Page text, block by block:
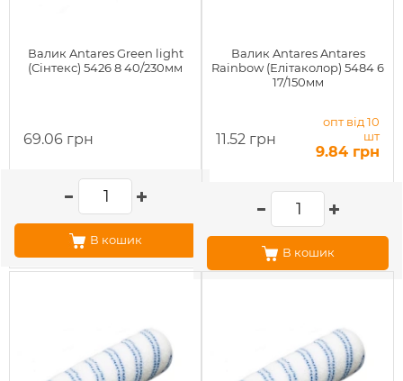
Валик Antares Green light
(Сінтекс) 5426 8 40/230мм
69.06 грн
В кошик
Валик Antares Antares
Rainbow (Елітаколор) 5484 6
17/150мм
11.52 грн
опт від 10
шт
9.84 грн
В кошик